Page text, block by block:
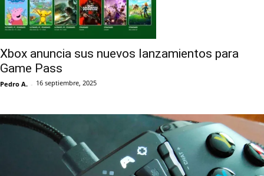
Xbox anuncia sus nuevos lanzamientos para
Game Pass
Pedro A. - 16 septiembre, 2025